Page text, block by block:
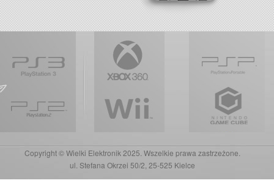
Copyright © Wielki Elektronik 2025. Wszelkie prawa zastrzeżone.
ul. Stefana Okrzei 50/2, 25-525 Kielce